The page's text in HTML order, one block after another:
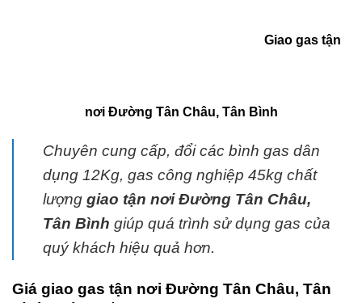
Giao gas tận
nơi Đường Tân Châu, Tân Bình
Chuyên cung cấp, đổi các bình gas dân
dụng 12Kg, gas công nghiệp 45kg chất
lượng giao tận nơi Đường Tân Châu,
Tân Bình giúp quá trình sử dụng gas của
quý khách hiệu quả hơn.
Giá giao gas tận nơi Đường Tân Châu, Tân